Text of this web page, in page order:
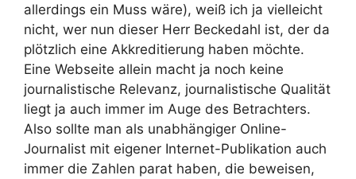
allerdings ein Muss wäre), weiß ich ja vielleicht
nicht, wer nun dieser Herr Beckedahl ist, der da
plötzlich eine Akkreditierung haben möchte.
Eine Webseite allein macht ja noch keine
journalistische Relevanz, journalistische Qualität
liegt ja auch immer im Auge des Betrachters.
Also sollte man als unabhängiger Online-
Journalist mit eigener Internet-Publikation auch
immer die Zahlen parat haben, die beweisen,